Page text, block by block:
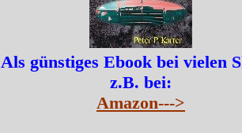
Als günstiges Ebook bei vielen
z.B. bei:
Amazon--->